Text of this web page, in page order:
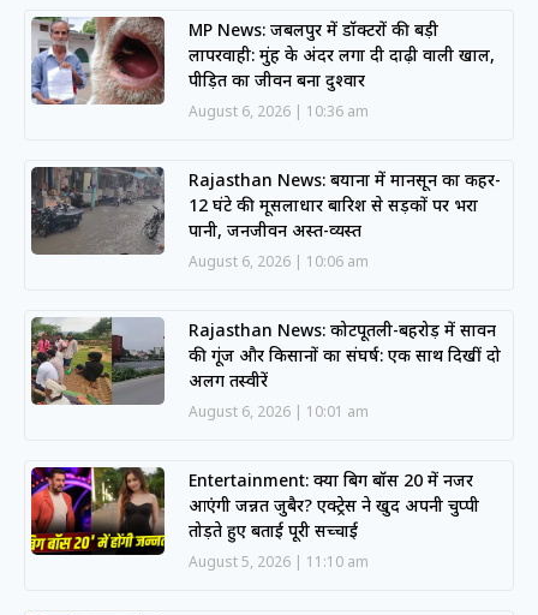
MP News: जबलपुर में डॉक्टरों की बड़ी
लापरवाही: मुंह के अंदर लगा दी दाढ़ी वाली खाल,
पीड़ित का जीवन बना दुश्वार
August 6, 2026 10:36 am
Rajasthan News: बयाना में मानसून का कहर-
12 घंटे की मूसलाधार बारिश से सड़कों पर भरा
पानी, जनजीवन अस्त-व्यस्त
August 6, 2026 10:06 am
Rajasthan News: कोटपूतली-बहरोड़ में सावन
की गूंज और किसानों का संघर्ष: एक साथ दिखीं दो
अलग तस्वीरें
August 6, 2026 10:01 am
Entertainment: क्या बिग बॉस 20 में नजर
आएंगी जन्नत जुबैर? एक्ट्रेस ने खुद अपनी चुप्पी
तोड़ते हुए बताई पूरी सच्चाई
August 5, 2026 11:10 am